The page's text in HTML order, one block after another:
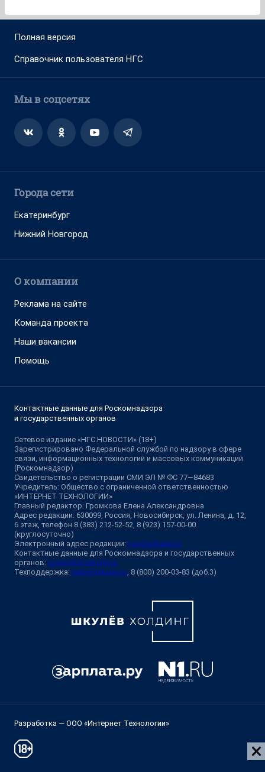
Полная версия
Справочник пользователя НГС
Мы в соцсетях
Города сети
Екатеринбург
Нижний Новгород
О компании
Реклама на сайте
Команда проекта
Наши вакансии
Помощь
Контактные данные для Роскомнадзора
и государственных органов
Сетевое издание «НГС.НОВОСТИ» (18+)
Зарегистрировано Федеральной службой по надзору в сфере
связи, информационных технологий и массовых коммуникаций
(Роскомнадзор)
Свидетельство о регистрации СМИ ЭЛ № ФС 77—84683
Учредитель: Общество с ограниченной ответственностью
«ИНТЕРНЕТ ТЕХНОЛОГИИ»
Главный редактор: Громкова Елена Александровна
Адрес редакции: 630099, Россия, Новосибирск, ул. Ленина, д. 12,
6 этаж, телефон 8 (383) 212-52-52, 8 (923) 157-00-00
(круглосуточно)
Электронный адрес редакции: ngs@shkulev.ru
Контактные данные для Роскомнадзора и государственных
органов: juristnsk@shkulev.ru
Техподдержка: help@shkulev.ru , 8 (800) 200-03-83 (доб.3)
Разработка — ООО «Интернет Технологии»